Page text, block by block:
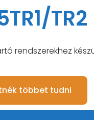
TR2
rendszerekhez
többet tudni